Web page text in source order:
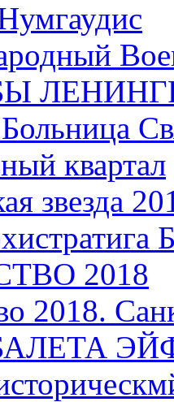
квартал
звезда
2018
2018.